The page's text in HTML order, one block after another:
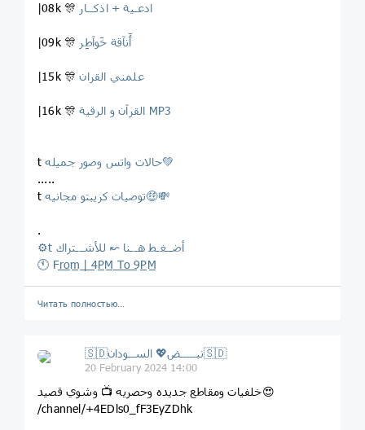
|08k 🎊 ادعـية + اذكــار
|09k 🎊 ٲَنآقة خَوآطِر
|15k 🎊علمني القران
|16k 🎊 القرآن و الرقية MP3
t
حالات واتس وصور جميله💚
.....
t
توصيات كريبتو مجانيه🤑💸
.
⚙️t أضــغـط هــنا ↜ للأشــتراك
🕚 Fr̲o̲m̲ ̲|̲ ̲4P̲M̲ ̲T̲o̲ ̲9P̲M̲
Читать полностью…
🇸🇩نبـــــض💖 الســودان🇸🇩
20 February 2024 14:00
خلفيات ومقاطع جديده وحصريه 📺 وشوي قصيد😍
/channel/+4EDls0_fF3EyZDhk